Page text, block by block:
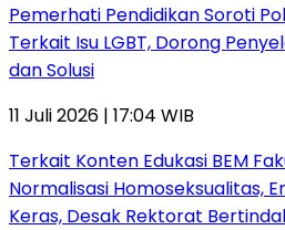
Pemerhati Pendidikan Soroti
Terkait Isu LGBT, Dorong
dan Solusi
11 Juli 2026 | 17:04 WIB
Terkait Konten Edukasi BEM
Normalisasi Homoseksualitas,
Keras, Desak Rektorat